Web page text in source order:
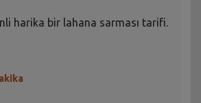
harika bir lahana sarması tarifi.